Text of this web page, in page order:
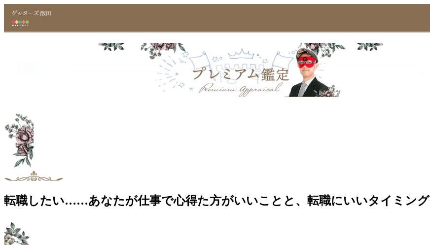
転職したい……あなたが仕事で心得た方がいいことと、転職にいいタイミング